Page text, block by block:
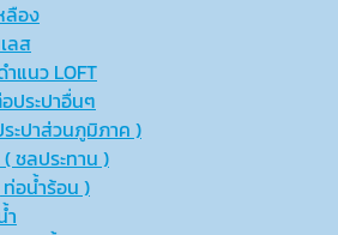
ลือง
ลส
ำแนว LOFT
ระปาอื่นๆ
ระปาส่วนภูมิภาค )
( ชลประทาน )
ท่อน้ำร้อน )